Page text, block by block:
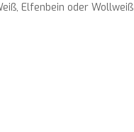
Elfenbein oder Wollweiß